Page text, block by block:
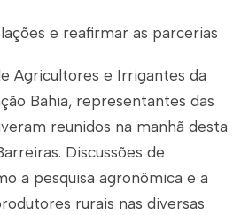
e reafirmar as parcerias
Agricultores e Irrigantes da
Bahia, representantes das
reunidos na manhã desta
Discussões de
a pesquisa agronômica e a
rurais nas diversas